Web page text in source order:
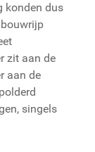
konden dus
zit aan de
aan de
singels